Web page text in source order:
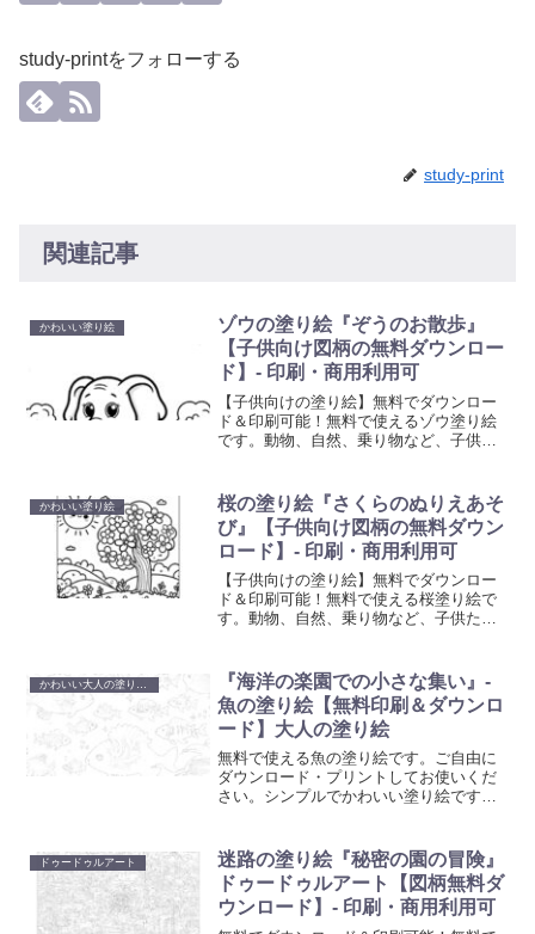
study-printをフォローする
study-print
関連記事
かわいい塗り絵
ゾウの塗り絵『ぞうのお散歩』
【子供向け図柄の無料ダウンロー
ド】- 印刷・商用利用可
【子供向けの塗り絵】無料でダウンロー
ド＆印刷可能！無料で使えるゾウ塗り絵
です。動物、自然、乗り物など、子供た
活動で、お子様の色彩感覚と手先の器用
さを向上させましょう。
かわいい塗り絵
桜の塗り絵『さくらのぬりえあそ
び』【子供向け図柄の無料ダウン
ロード】- 印刷・商用利用可
【子供向けの塗り絵】無料でダウンロー
ド＆印刷可能！無料で使える桜塗り絵で
す。動物、自然、乗り物など、子供たち
動で、お子様の色彩感覚と手先の器用さ
を向上させましょう。
かわいい大人の塗り絵 - シンプル
『海洋の楽園での小さな集い』-
魚の塗り絵【無料印刷＆ダウンロ
ード】大人の塗り絵
無料で使える魚の塗り絵です。ご自由に
ダウンロード・プリントしてお使いくだ
さい。シンプルでかわいい塗り絵です。
日々のストレスを解放し、美しいアート
作品を創り出すことで、心の平和を見つ
けてください。
ドゥードゥルアート
迷路の塗り絵『秘密の園の冒険』
ドゥードゥルアート【図柄無料ダ
ウンロード】- 印刷・商用利用可